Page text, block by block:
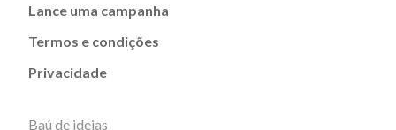
Lance uma campanha
Termos e condições
Privacidade
Baú de ideias